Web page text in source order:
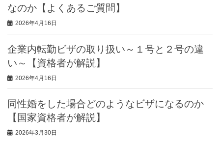
なのか【よくあるご質問】
2026年4月16日
企業内転勤ビザの取り扱い～１号と２号の違
い～【資格者が解説】
2026年4月16日
同性婚をした場合どのようなビザになるのか
【国家資格者が解説】
2026年3月30日